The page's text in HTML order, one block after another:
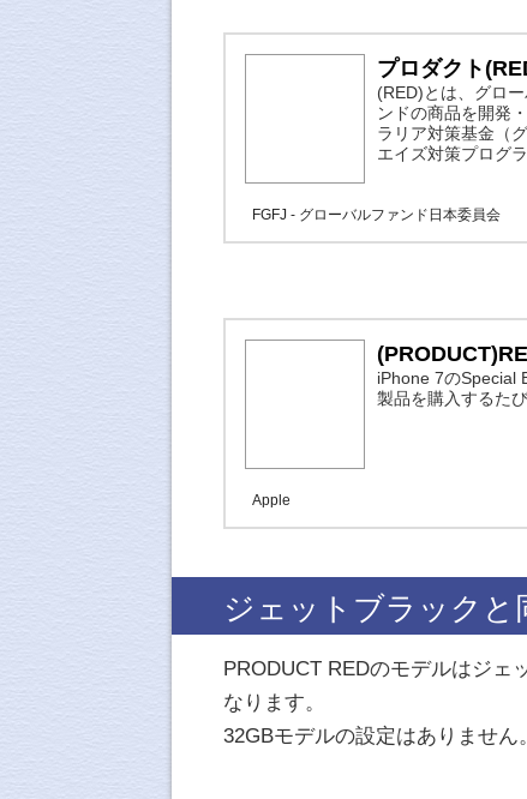
プロダクト
(RED)とは、グロ
ンドの商品を開発
ラリア対策基金（
エイズ対策プログ
FGFJ - グローバルファンド日本委員会
iPhone 7のSpecial
製品を購入するた
Apple
ジェットブラックと
PRODUCT REDのモデルはジェ
なります。
32GBモデルの設定はありません。